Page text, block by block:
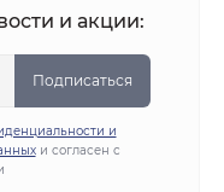
и акции:
Подписаться
и
и согласен с